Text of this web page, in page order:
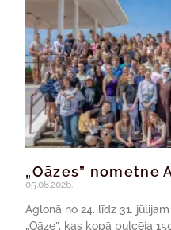
„Oāzes” nometne
05.08.2026.
Aglonā no 24. līdz 31.
„Oāze”, kas kopā pulcēja